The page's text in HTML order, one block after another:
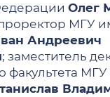
Олег
МГУ
Андреевич
; заместитель
факультета